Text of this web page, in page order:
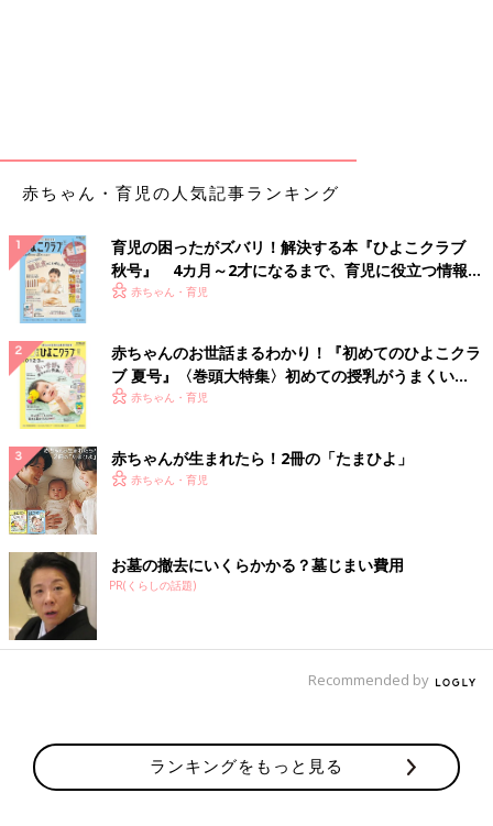
赤ちゃん・育児の人気記事ランキング
育児の困ったがズバリ！解決する本『ひよこクラブ
秋号』 4カ月～2才になるまで、育児に役立つ情報が
いっぱい！
赤ちゃん・育児
赤ちゃんのお世話まるわかり！『初めてのひよこクラ
ブ 夏号』〈巻頭大特集〉初めての授乳がうまくい
く！ おっぱい・ミルクの基本と夏のトラブル 解決テ
赤ちゃん・育児
赤ちゃんが生まれたら！2冊の「たまひよ」
赤ちゃん・育児
お墓の撤去にいくらかかる？墓じまい費用
PR(くらしの話題)
Recommended by
ランキングをもっと見る